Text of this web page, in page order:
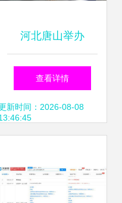
河北唐山举办
12333全国统一咨
询日 信息技术服务
查看详情
新时间：2026-08-08